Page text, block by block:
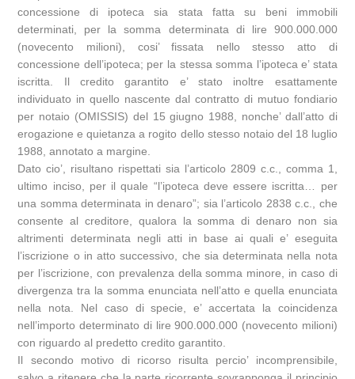
concessione di ipoteca sia stata fatta su beni immobili
determinati, per la somma determinata di lire 900.000.000
(novecento milioni), cosi’ fissata nello stesso atto di
concessione dell’ipoteca; per la stessa somma l’ipoteca e’ stata
iscritta. Il credito garantito e’ stato inoltre esattamente
individuato in quello nascente dal contratto di mutuo fondiario
per notaio (OMISSIS) del 15 giugno 1988, nonche’ dall’atto di
erogazione e quietanza a rogito dello stesso notaio del 18 luglio
1988, annotato a margine.
Dato cio’, risultano rispettati sia l’articolo 2809 c.c., comma 1,
ultimo inciso, per il quale “l’ipoteca deve essere iscritta… per
una somma determinata in denaro”; sia l’articolo 2838 c.c., che
consente al creditore, qualora la somma di denaro non sia
altrimenti determinata negli atti in base ai quali e’ eseguita
l’iscrizione o in atto successivo, che sia determinata nella nota
per l’iscrizione, con prevalenza della somma minore, in caso di
divergenza tra la somma enunciata nell’atto e quella enunciata
nella nota. Nel caso di specie, e’ accertata la coincidenza
nell’importo determinato di lire 900.000.000 (novecento milioni)
con riguardo al predetto credito garantito.
Il secondo motivo di ricorso risulta percio’ incomprensibile,